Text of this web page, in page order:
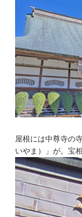
屋根には中尊寺の
いやま）」が。宝